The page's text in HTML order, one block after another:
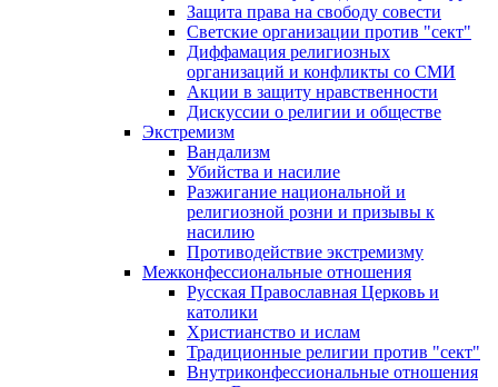
Защита права на свободу совести
Светские организации против "сект"
Диффамация религиозных
организаций и конфликты со СМИ
Акции в защиту нравственности
Дискуссии о религии и обществе
Экстремизм
Вандализм
Убийства и насилие
Разжигание национальной и
религиозной розни и призывы к
насилию
Противодействие экстремизму
Межконфессиональные отношения
Русская Православная Церковь и
католики
Христианство и ислам
Традиционные религии против "сект"
Внутриконфессиональные отношения